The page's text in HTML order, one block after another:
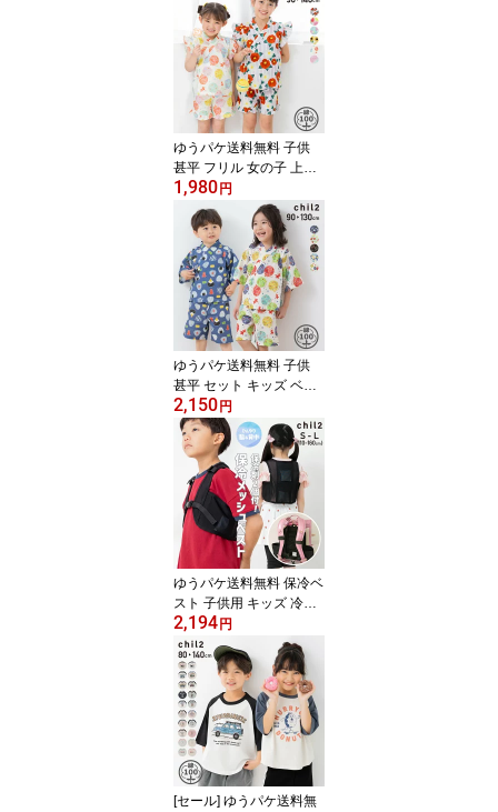
3点セット キャミワンピ
兵児帯 綿100％ 和柄 花
柄 古典 簡単 着付け 夏服
90 100 110 120 130 140
150cm
ゆうパケ送料無料 子供
甚平 フリル 女の子 上下
セット キッズ ベビー服
浴衣 綿100％ 和柄 花柄 c
hil2 チルツー 夏服 リン
クコーデ 90 100 110 12
0 130 140cm [M便 1/1]
1,980 円
ゆうパケ送料無料 子供
甚平 セット キッズ ベビ
ー服 上下セット 浴衣 男
の子 綿100％ 柄バリ 総
柄 おしゃれ 和柄 おにぎ
り chil2 チルツー 夏服 お
祭り イベント リンクコ
ーデ 90 100 110 120 13
0cm [M便 1/1]
2,150 円
ゆうパケ送料無料 保冷ベ
スト 子供用 キッズ 冷却
メッシュ 男の子 女の子
無地 保冷剤ベスト 小学
生 熱中症対策グッズ 猛
暑対策グッズ 軽量 ひん
やり スクールアイテム
通学 アウトドア 夏 S M L
[M便 1/1]
2,194 円
[セール] ゆうパケ送料無